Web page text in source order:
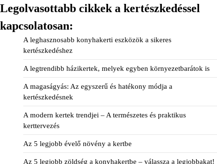
Legolvasottabb cikkek a kertészkedéssel
kapcsolatosan:
A leghasznosabb konyhakerti eszközök a sikeres
kertészkedéshez
A legtrendibb házikertek, melyek egyben környezetbarátok is
A magaságyás: Az egyszerű és hatékony módja a
kertészkedésnek
A modern kertek trendjei – A természetes és praktikus
kerttervezés
Az 5 legjobb évelő növény a kertbe
Az 5 legjobb zöldség a konyhakertbe – válassza a legjobbakat!